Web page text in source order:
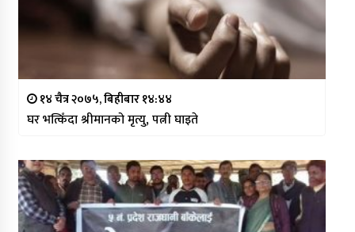
१४ चैत्र २०७५, बिहीबार १४:४४
घर भत्किँदा श्रीमानको मृत्यु, पत्नी घाइते